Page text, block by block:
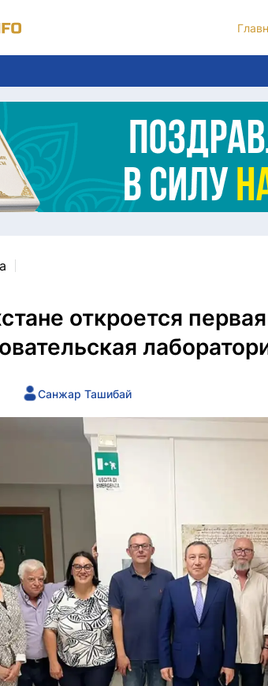
откроется
Санжар Ташибай